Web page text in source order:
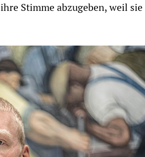
Stimme abzugeben, weil sie